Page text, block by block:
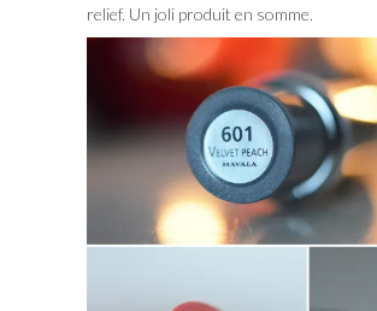
relief. Un joli produit en somme.